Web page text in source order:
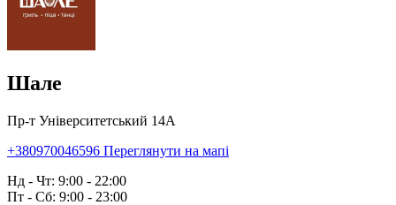
Шале
Пр-т Університетський 14А
+380970046596 Переглянути на мапі
Нд - Чт: 9:00 - 22:00
Пт - Сб: 9:00 - 23:00